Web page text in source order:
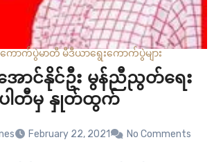
ကောက်ပွဲမာတီ မီဒီယာရွေးကောက်ပွဲများ
ောင်နိုင်ဦး မွန်ညီညွတ်ရေး
ပါတီမှ နှုတ်ထွက်
February 22, 2021 No Comments